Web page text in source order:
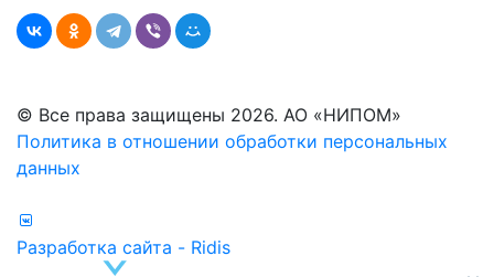
© Все права защищены 2026. АО «НИПОМ»
Политика в отношении обработки персональных
данных
Разработка сайта - Ridis